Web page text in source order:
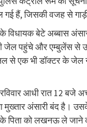
हैं, जिसकी वजह से
विधायक बेटे अब्बास
जेल पहुंचे और एम्बुलेंस
भी डॉक्टर के जेल न
रविवार आधी रात 12
अंसारी बंद है।
पिता को लखनऊ ले